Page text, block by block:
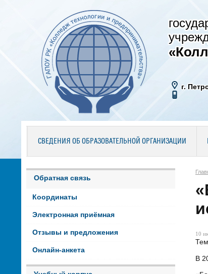
г.
СВЕДЕНИЯ ОБ ОБРАЗОВАТЕЛЬНОЙ ОРГАНИЗАЦИИ
Обратная связь
Координаты
Электронная приёмная
Отзывы и предложения
Онлайн-анкета
10
В